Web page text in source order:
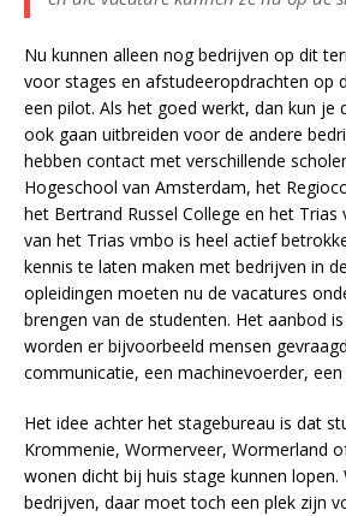
Nu kunnen alleen nog bedrijven op dit
voor stages en afstudeeropdrachten op
een pilot. Als het goed werkt, dan kun je
ook gaan uitbreiden voor de andere
hebben contact met verschillende
Hogeschool van Amsterdam, het
het Bertrand Russel College en het Trias
van het Trias vmbo is heel actief
kennis te laten maken met bedrijven in
opleidingen moeten nu de vacatures
brengen van de studenten. Het aanbod
worden er bijvoorbeeld mensen
communicatie, een machinevoerder,
Het idee achter het stagebureau is dat
Krommenie, Wormerveer, Wormerland
wonen dicht bij huis stage kunnen lopen.
bedrijven, daar moet toch een plek zijn